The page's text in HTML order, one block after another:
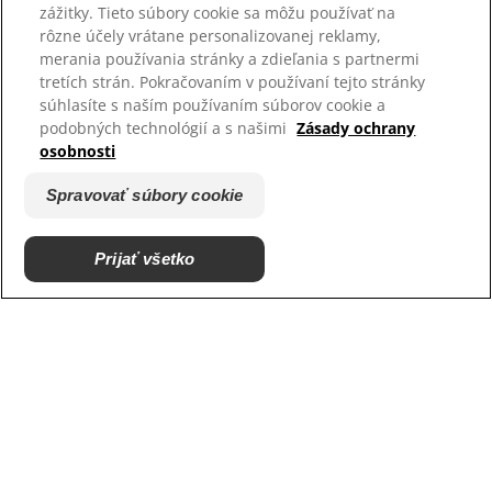
Kariéra
Podporujeme útulky
zážitky. Tieto súbory cookie sa môžu používať na
rôzne účely vrátane personalizovanej reklamy,
merania používania stránky a zdieľania s partnermi
tretích strán. Pokračovaním v používaní tejto stránky
súhlasíte s naším používaním súborov cookie a
podobných technológií a s našimi Zásady ochrany
osobnosti
Spravovať súbory cookie
Prijať všetko